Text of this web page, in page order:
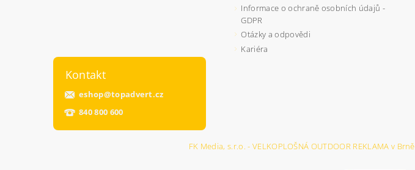
Informace o ochraně osobních údajů -
GDPR
Otázky a odpovědi
Kariéra
Kontakt
eshop@topadvert.cz
840 800 600
FK Media, s.r.o. - VELKOPLOŠNÁ OUTDOOR REKLAMA v Brně